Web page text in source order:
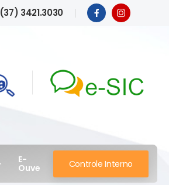
(37) 3421.3030
E-
Ouve Controle Interno